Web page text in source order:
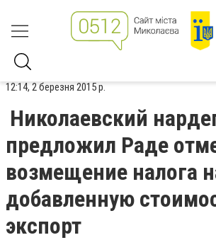
12:14, 2 березня 2015 р.
Николаевский
предложил Раде
возмещение налога
добавленную
экспорт